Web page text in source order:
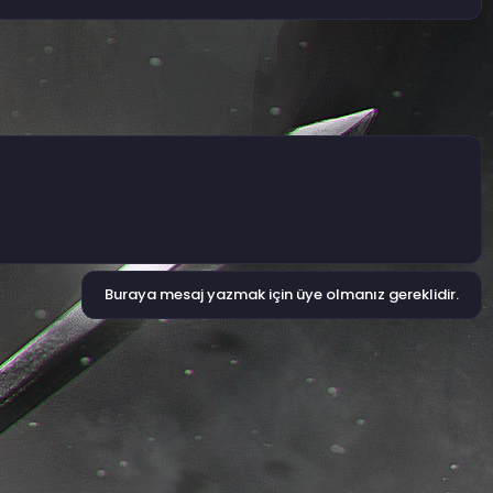
Buraya mesaj yazmak için üye olmanız gereklidir.